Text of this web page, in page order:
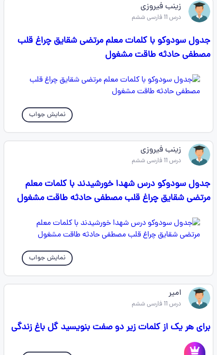
زینب فیروزی
درس 11 فارسی ششم
جدول سودوکو با کلمات معلم مرتضی شقایق چراغ قلب
مصطفی حادثه طاقت مشغول
نمایش جواب
زینب فیروزی
درس 11 فارسی ششم
جدول سودوکو درس شهدا خورشیدند با کلمات معلم
مرتضی شقایق چراغ قلب مصطفی حادثه طاقت مشغول
نمایش جواب
امیر
درس 11 فارسی ششم
برای هر یک از کلمات زیر دو صفت بنویسید گل باغ زندگی